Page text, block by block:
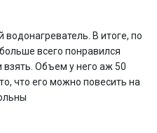
В итоге, по
всего понравился
взять. Объем у него аж 50
что его можно повесить на